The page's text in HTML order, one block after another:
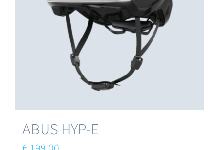
ABUS HYP-E